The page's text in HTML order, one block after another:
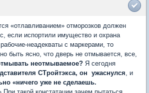
«отлавливанием» отморозков должен
если испортили имущество и охрана
неадекваты с маркерами, то
быть ясно, что дверь не отмывается, все,
неотмываемое? Я сегодня
СТройтэкса, он ужаснулся , и
«ничего уже не сделаешь.